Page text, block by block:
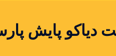
دیاکو پایش